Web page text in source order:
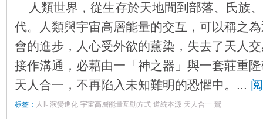
人類世界，從生存於天地間到部落、氏族
代。人類與宇宙高層能量的交互，可以稱之
會的進步，人心受外欲的薰染，失去了天人
接作溝通，必藉由一「神之器」與一套莊重
天人合一，不再陷入未知難明的恐懼中。...
标签： 人世演變進化 宇宙高層能量互動方式 道統本源 天人合一 鸞